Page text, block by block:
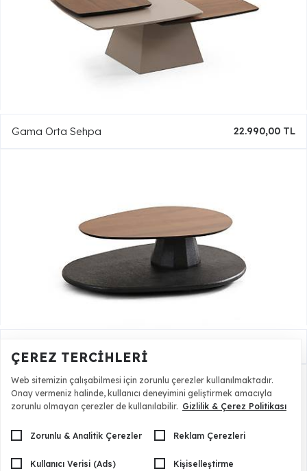
Gama Orta Sehpa 22.990,00 TL
ÇEREZ TERCIHLERI
Web sitemizin çalışabilmesi için zorunlu çerezler kullanılmaktadır.
Onay vermeniz halinde, kullanıcı deneyimini geliştirmek amacıyla
zorunlu olmayan çerezler de kullanılabilir. Gizlilik & Çerez Politikası
Zorunlu & Analitik Çerezler Reklam Çerezleri
Kullanıcı Verisi (Ads) Kişiselleştirme